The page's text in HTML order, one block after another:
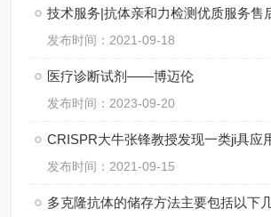
技术服务|抗体亲和力检测优质服务售
发布时间：2021-09-18
医疗诊断试剂——博迈伦
发布时间：2023-09-20
发布时间：2021-09-15
多克隆抗体的储存方法主要包括以下